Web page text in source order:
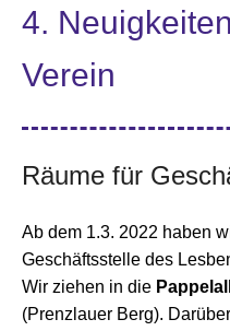
4.
Verein
Räume für
Ab dem 1.3. 2022 haben
Geschäftsstelle des
Wir ziehen in die
(Prenzlauer Berg).